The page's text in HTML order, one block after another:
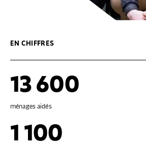
EN CHIFFRES
13 600
ménages aidés
1 100